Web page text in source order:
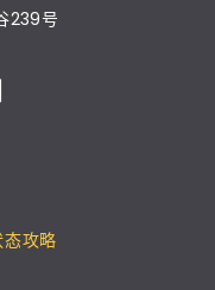
239号
攻略